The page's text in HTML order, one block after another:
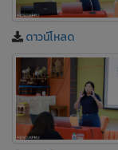
ดาวน์โหลด